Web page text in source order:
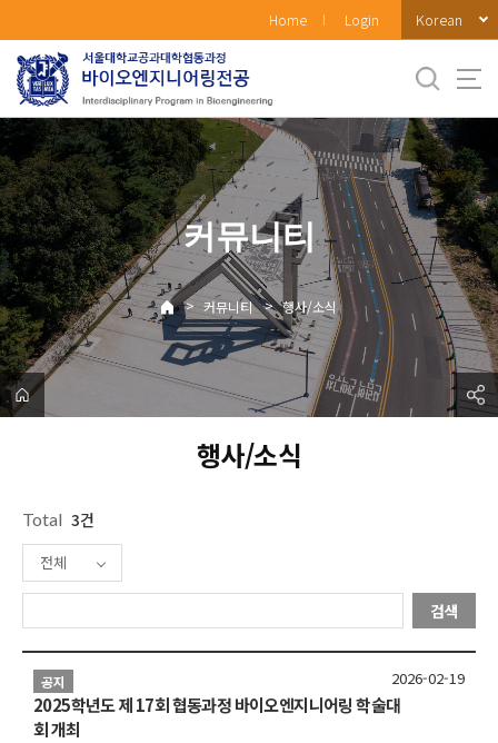
로
메
뉴
Home Login Korean
커뮤니티
> 커뮤니티 > 행사/소식
행사/소식
Total 3건
전체
검색
공지
2025학년도 제 17회 협동과정 바이오엔지니어링 학술대
회 개최
2026-02-19